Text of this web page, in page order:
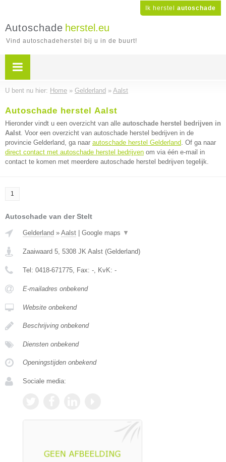
Ik herstel autoschade
Autoschade herstel.eu
Vind autoschadeherstel bij u in de buurt!
U bent nu hier: Home » Gelderland » Aalst
Autoschade herstel Aalst
Hieronder vindt u een overzicht van alle autoschade herstel bedrijven in
Aalst. Voor een overzicht van autoschade herstel bedrijven in de
provincie Gelderland, ga naar autoschade herstel Gelderland. Of ga naar
direct contact met autoschade herstel bedrijven om via één e-mail in
contact te komen met meerdere autoschade herstel bedrijven tegelijk.
1
Autoschade van der Stelt
Gelderland » Aalst Google maps ▼
Zaaiwaard 5, 5308 JK Aalst (Gelderland)
Tel: 0418-671775, Fax: -, KvK: -
E-mailadres onbekend
Website onbekend
Beschrijving onbekend
Diensten onbekend
Openingstijden onbekend
Sociale media: